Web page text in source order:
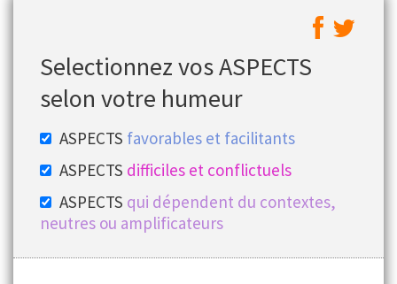
Selectionnez vos ASPECTS
selon votre humeur
ASPECTS favorables et facilitants
ASPECTS difficiles et conflictuels
ASPECTS qui dépendent du contextes,
neutres ou amplificateurs